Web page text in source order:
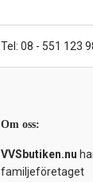
Tel: 08 - 551 123
Om oss:
VVSbutiken.nu